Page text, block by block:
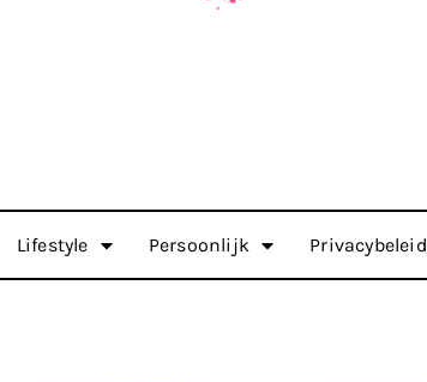
Lifestyle Persoonlijk Privacybeleid